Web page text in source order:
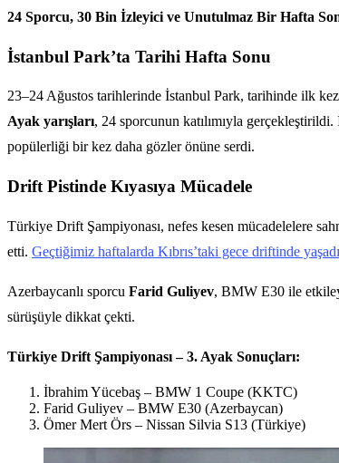
24 Sporcu, 30 Bin İzleyici ve Unutulmaz Bir Hafta
İstanbul Park’ta Tarihi Hafta Sonu
23–24 Ağustos tarihlerinde İstanbul Park, tarihinde ilk
Ayak yarışları, 24 sporcunun katılımıyla
popülerliği bir kez daha gözler önüne serdi.
Drift Pistinde Kıyasıya Mücadele
Türkiye Drift Şampiyonası, nefes kesen mücadelelere
etti. Geçtiğimiz haftalarda Kıbrıs’taki gece driftinde
Azerbaycanlı sporcu Farid Guliyev, BMW E30 ile
sürüşüyle dikkat çekti.
Türkiye Drift Şampiyonası – 3. Ayak Sonuçları:
İbrahim Yücebaş – BMW 1 Coupe (KKTC)
Farid Guliyev – BMW E30 (Azerbaycan)
Ömer Mert Örs – Nissan Silvia S13 (Türkiye)